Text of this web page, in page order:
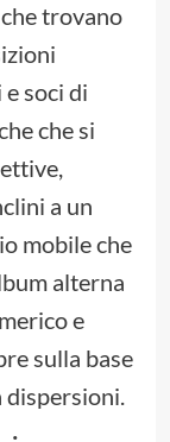
trovano
soci di
che si
a un
mobile che
alterna
e
sulla base
dispersioni.